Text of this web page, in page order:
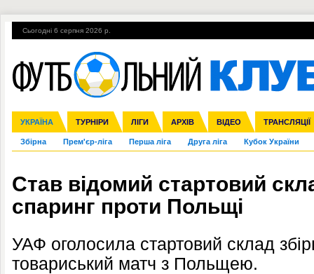
Сьогодні 6 серпня 2026 р.
УКРАЇНА ТУРНІРИ ЛІГИ АРХІВ ВІДЕО ТРАНСЛЯЦІЇ
Збірна Прем'єр-ліга Перша ліга Друга ліга Кубок України
Ліга чемпіонів Ліга Європи Міжнародні Ліга націй Ліга
Англія Іспанія Італія Німеччина Франція Інші
ЧС-2014 ЄВРО-2016 Росія Кубок конфедерацій ЧЄ-2015 (U-
Гарячі теми УПЛ, 1-й тур ВІЙНА УПЛ-ПЕРЕХОДИ
Став відомий стартовий
спаринг проти Польщі
УАФ оголосила стартовий склад
товариський матч з Польщею.